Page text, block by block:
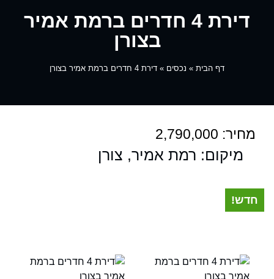
דירת 4 חדרים ברמת אמיר
בצורן
דף הבית » נכסים » דירת 4 חדרים ברמת אמיר בצורן
מחיר: 2,790,000
מיקום: רמת אמיר, צורן
חדש!